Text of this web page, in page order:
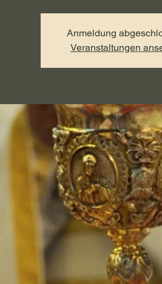
Anmeldung
Veranstaltungen